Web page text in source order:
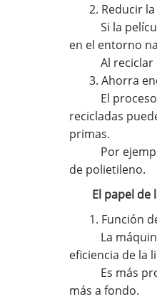
2. Reducir
Si la
en el entorno
Al reciclar
3. Ahorra
El
recicladas
primas.
Por
de polietileno.
El papel
1. Función
La
eficiencia de la
Es más
más a fondo.